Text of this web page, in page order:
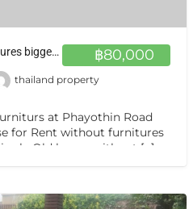
฿80,000
House for Rent without furnitures bigger area 5 Beds
thailand property
at Phayothin Road
for Rent without furnitures
Old house without […]